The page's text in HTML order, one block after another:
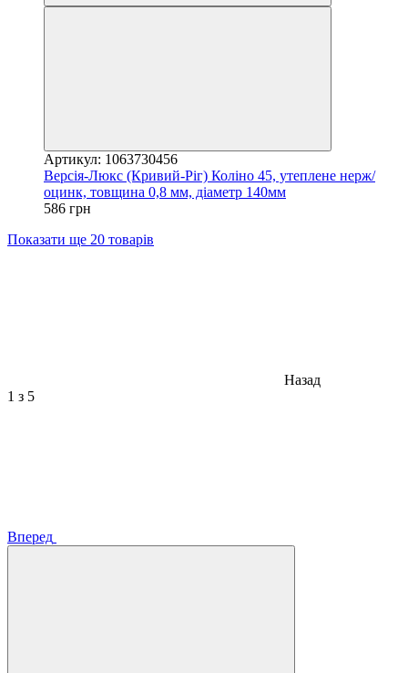
Артикул: 1063730456
Версія-Люкс (Кривий-Ріг) Коліно 45, утеплене нерж/
оцинк, товщина 0,8 мм, діаметр 140мм
586 грн
Показати ще 20 товарів
Назад
1 з 5
Вперед